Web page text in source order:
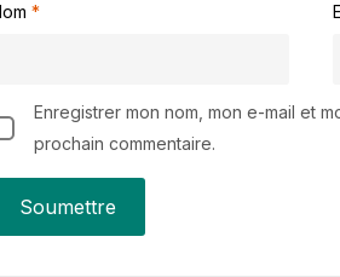
*
Enregistrer mon nom, mon e-mail et
prochain commentaire.